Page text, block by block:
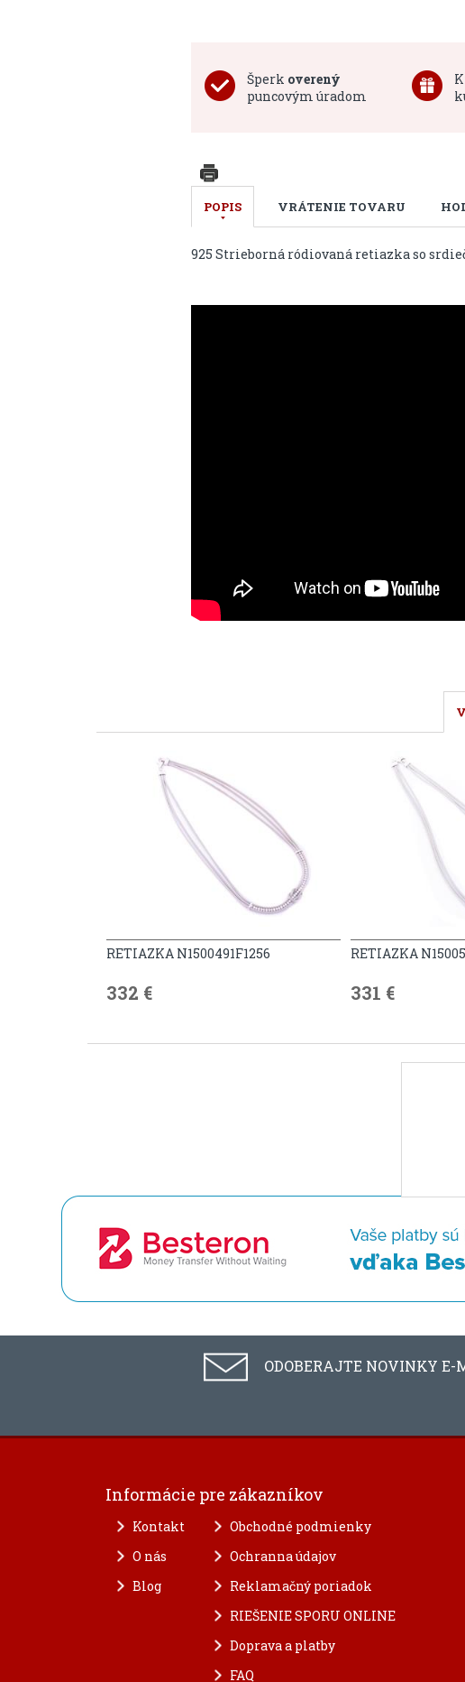
Šperk overený
puncovým úradom
POPIS VRÁTENIE TOVARU
925 Strieborná ródiovaná retiazka so
RETIAZKA N1500491F1256
332 €
RETIAZKA
331 €
ODOBERAJTE NOVINKY E-
Informácie pre zákazníkov
Kontakt
O nás
Blog
Obchodné podmienky
Ochranna údajov
Reklamačný poriadok
RIEŠENIE SPORU ONLINE
Doprava a platby
FAQ